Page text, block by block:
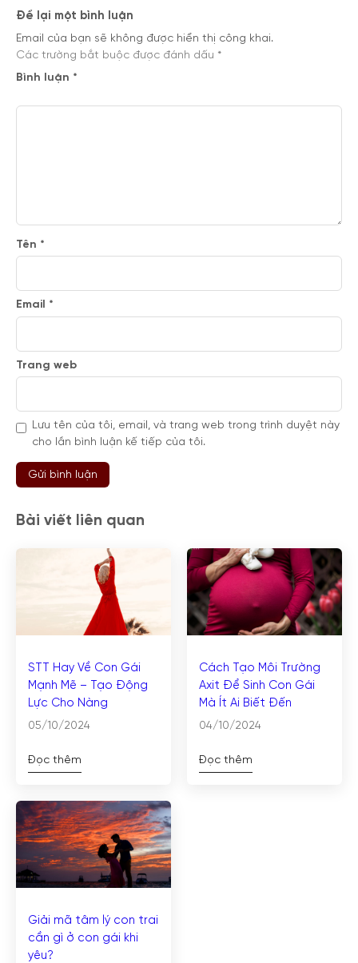
Để lại một bình luận
Email của bạn sẽ không được hiển thị công khai.
Các trường bắt buộc được đánh dấu *
Bình luận *
Tên *
Email *
Trang web
Lưu tên của tôi, email, và trang web trong trình duyệt này
cho lần bình luận kế tiếp của tôi.
Bài viết liên quan
STT Hay Về Con Gái
Mạnh Mẽ – Tạo Động
Lực Cho Nàng
05/10/2024
Đọc thêm
Cách Tạo Môi Trường
Axit Để Sinh Con Gái
Mà Ít Ai Biết Đến
04/10/2024
Đọc thêm
Giải mã tâm lý con trai
cần gì ở con gái khi
yêu?